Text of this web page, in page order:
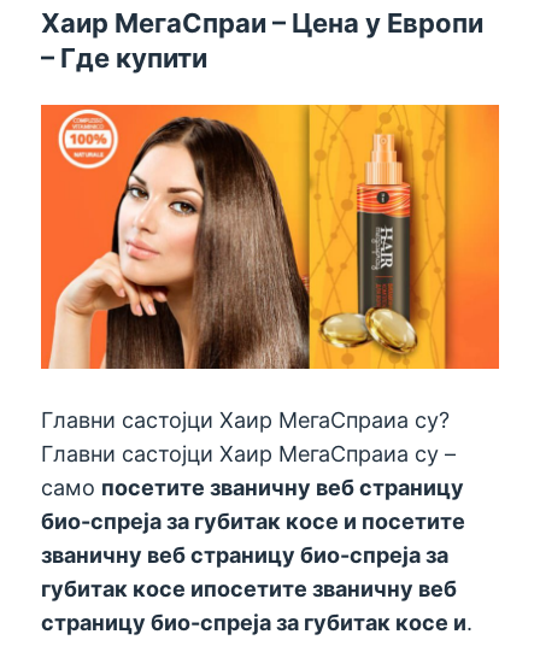
Хаир МегаСпраи – Цена у Европи
– Где купити
Главни састојци Хаир МегаСпраиа су?
Главни састојци Хаир МегаСпраиа су –
само посетите званичну веб страницу
био-спреја за губитак косе и посетите
званичну веб страницу био-спреја за
губитак косе ипосетите званичну веб
страницу био-спреја за губитак косе и.